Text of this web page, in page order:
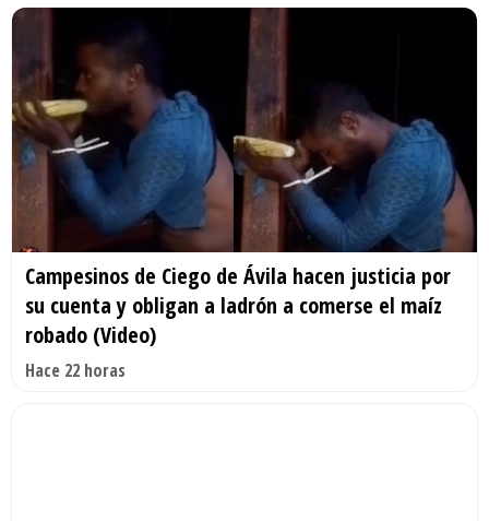
Campesinos de Ciego de Ávila hacen justicia por
su cuenta y obligan a ladrón a comerse el maíz
robado (Video)
Hace 22 horas